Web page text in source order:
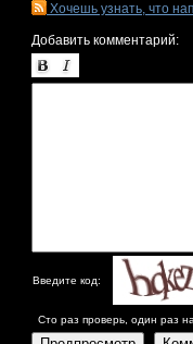
Хочешь узнать, что
Добавить комментарий:
Введите код:
Сто раз проверь, один раз